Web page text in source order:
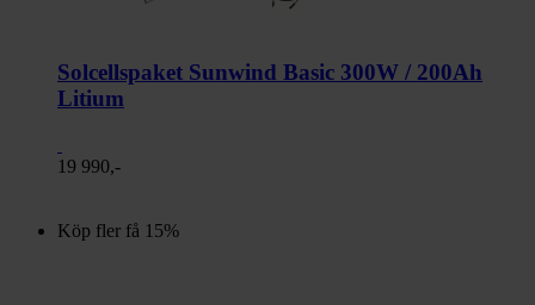
Solcellspaket Sunwind Basic 300W / 200Ah
Litium
19 990,-
Köp fler få 15%